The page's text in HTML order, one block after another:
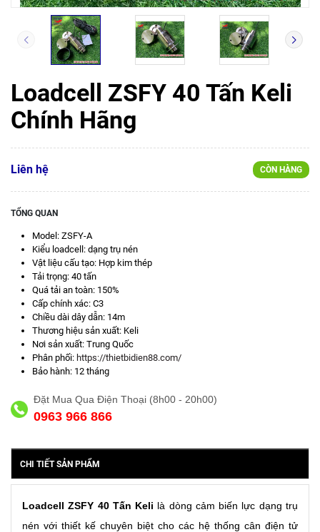
Loadcell ZSFY 40 Tấn Keli
Chính Hãng
Liên hệ CÒN HÀNG
TỔNG QUAN
Model: ZSFY-A
Kiểu loadcell: dạng trụ nén
Vật liệu cấu tạo: Hợp kim thép
Tải trọng: 40 tấn
Quá tải an toàn: 150%
Cấp chính xác: C3
Chiều dài dây dẫn: 14m
Thương hiệu sản xuất: Keli
Nơi sản xuất: Trung Quốc
Phân phối: https://thietbidien88.com/
Bảo hành: 12 tháng
Đặt Mua Qua Điện Thoại (8h00 - 20h00)
0963 966 866
CHI TIẾT SẢN PHẨM
Loadcell ZSFY 40 Tấn Keli là dòng cảm biến lực dạng trụ
nén với thiết kế chuyên biệt cho các hệ thống cân điện tử